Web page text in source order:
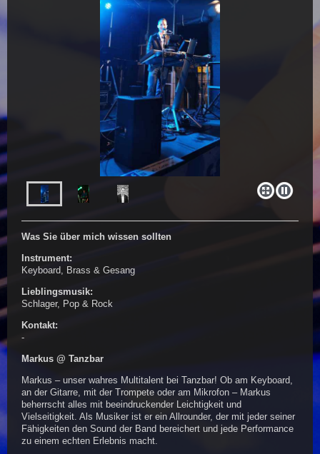
Was Sie über mich wissen sollten
Instrument:
Keyboard, Brass & Gesang
Lieblingsmusik:
Schlager, Pop & Rock
Kontakt:
-
Markus @ Tanzbar
Markus – unser wahres Multitalent bei Tanzbar! Ob am Keyboard,
an der Gitarre, mit der Trompete oder am Mikrofon – Markus
beherrscht alles mit beeindruckender Leichtigkeit und
Vielseitigkeit. Als Musiker ist er ein Allrounder, der mit jeder seiner
Fähigkeiten den Sound der Band bereichert und jede Performance
zu einem echten Erlebnis macht.